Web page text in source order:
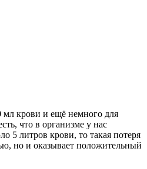
мл крови и ещё немного для
что в организме у нас
5 литров крови, то такая потеря
но и оказывает положительный